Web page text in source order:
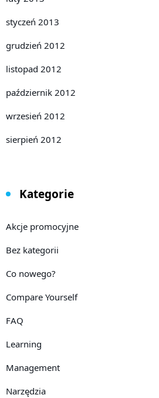
styczeń 2013
grudzień 2012
listopad 2012
październik 2012
wrzesień 2012
sierpień 2012
Kategorie
Akcje promocyjne
Bez kategorii
Co nowego?
Compare Yourself
FAQ
Learning
Management
Narzędzia